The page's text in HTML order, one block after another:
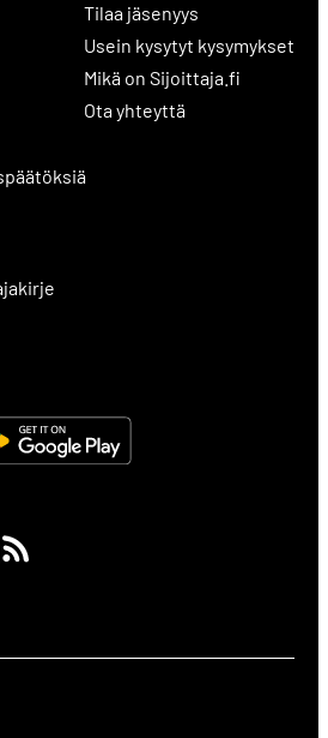
Tilaa jäsenyys
Usein kysytyt kysymykset
Mikä on Sijoittaja.fi
Ota yhteyttä